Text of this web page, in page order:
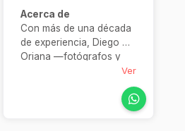
Acerca de
Con más de una década
de experiencia, Diego y
Oriana —fotógrafos y
especiales de tu gran día
Ver